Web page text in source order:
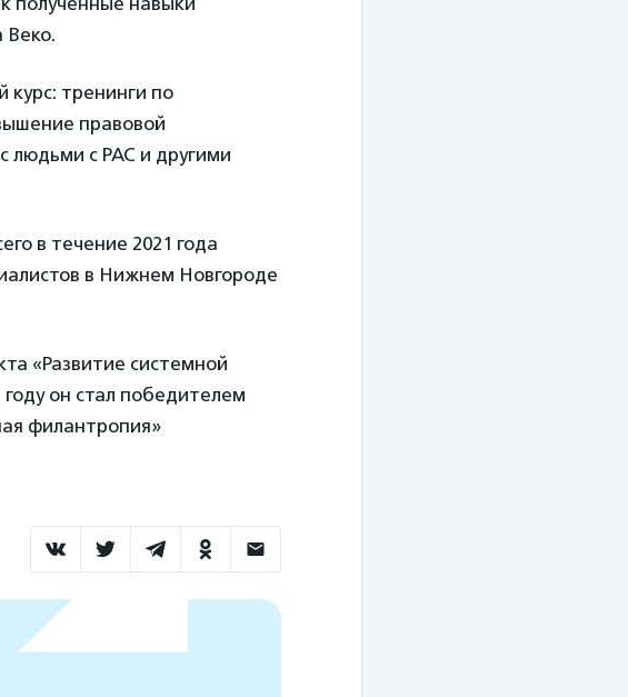
курс: тренинги по
правовой
людьми с РАС и другими
в течение 2021 года
в Нижнем Новгороде
«Развитие системной
он стал победителем
филантропия»